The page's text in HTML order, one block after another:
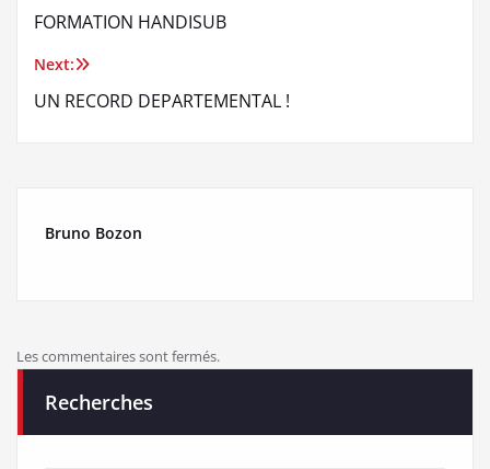
de
l’article
FORMATION HANDISUB
Next:
UN RECORD DEPARTEMENTAL !
Bruno Bozon
Les commentaires sont fermés.
Recherches